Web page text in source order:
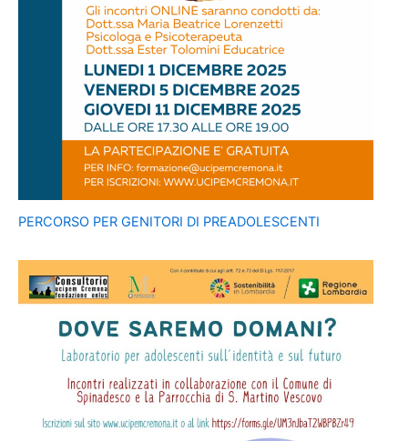
PERCORSO PER GENITORI DI PREADOLESCENTI